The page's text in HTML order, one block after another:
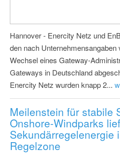
Hannover - Enercity Netz und
den nach
Wechsel eines Gateway-
Gateways in Deutschland
Enercity Netz wurden knapp 2...
Meilenstein für stabile
Onshore-Windparks
Sekundärregelenergie
Regelzone